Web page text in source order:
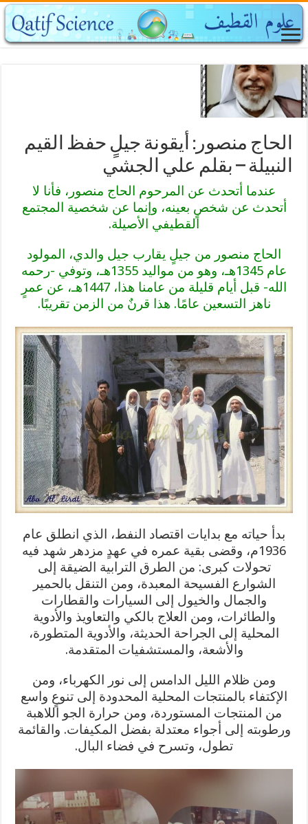
الحاج منصور: أيقونة جيلٍ حفظ القيم
النبيلة – بقلم علي الجشي
عندما أتحدث عن المرحوم الحاج منصور، فأنا لا
أتحدث عن شخصٍ بعينه، وإنما عن شخصية المجتمع
القطيفي الأصيلة.
الحاج منصور من جيلٍ يقارب جيل والدي، المولود
عام 1345هـ، وهو من مواليد 1355هـ، وتوفي -رحمه
الله- قبل أيام قليلة من عامنا هذا، 1447هـ، عن عمرٍ
ناهز التسعين عامًا. هذا قرنٌ من الزمن تقريبًا.
بدأ حياته مع بدايات اقتصاد النفط، الذي انطلق عام
1936م، وقضى بقية عمره في عهدٍ مزدهر شهد فيه
تحولات كبرى: من الطرق الترابية الضيقة إلى
الشوارع الفسيحة المعبدة، ومن التنقل بالحمير
والجمال والخيول إلى السيارات والقطارات
والطائرات، ومن العلاج بالكي والتعاويذ والأدوية
المحلية إلى الجراحة الحديثة، والأدوية المتطورة،
والأشعة، والمستشفيات المتقدمة.
ومن ظلام الليل الدامس إلى نور الكهرباء، ومن
الإكتفاء بالمنتجات المحلية المحدودة إلى تنوعٍ واسع
من المنتجات المستوردة، ومن حرارة الجو اللاهبة
ورطوبته إلى أجواء معتدلة بفضل المكيفات. والقائمة
تطول، وتسرح في فضاء البال.